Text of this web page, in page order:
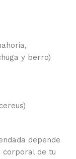
y berro)
depende
corporal de tu